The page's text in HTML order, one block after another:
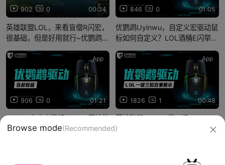
902 0 00:34
英雄联盟LOL，来看盲僧R闪宏，
很基础，但是好用就行~优鹦鹉
846 0 01:05
优鹦鹉Uyinwu，自定义宏驱动鼠
标如何自定义？LOL酒桶E闪举
906 0 01:21
App
uyinwu宏定义鼠标UG18L压枪教
程，简单易学，穿越火线CF、吃
1826 1 00:48
App
英雄联盟LOL_一键三招Q+E+R,
鼠标宏设置与效果展示
Browse mode(Recommended)